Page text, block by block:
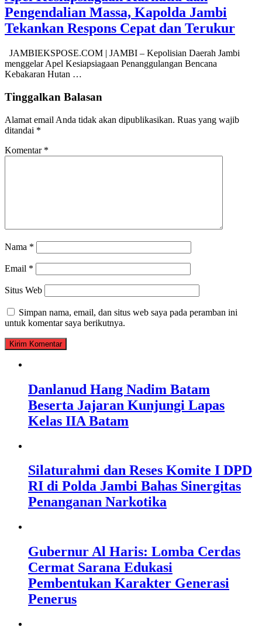
Pengendalian Massa, Kapolda Jambi
Tekankan Respons Cepat dan Terukur
JAMBIEKSPOSE.COM | JAMBI – Kepolisian Daerah Jambi
menggelar Apel Kesiapsiagaan Penanggulangan Bencana
Kebakaran Hutan …
Tinggalkan Balasan
Alamat email Anda tidak akan dipublikasikan. Ruas yang wajib
ditandai *
Komentar *
Nama *
Email *
Situs Web
Simpan nama, email, dan situs web saya pada peramban ini
untuk komentar saya berikutnya.
Danlanud Hang Nadim Batam
Beserta Jajaran Kunjungi Lapas
Kelas IIA Batam
Silaturahmi dan Reses Komite I DPD
RI di Polda Jambi Bahas Sinergitas
Penanganan Narkotika
Gubernur Al Haris: Lomba Cerdas
Cermat Sarana Edukasi
Pembentukan Karakter Generasi
Penerus